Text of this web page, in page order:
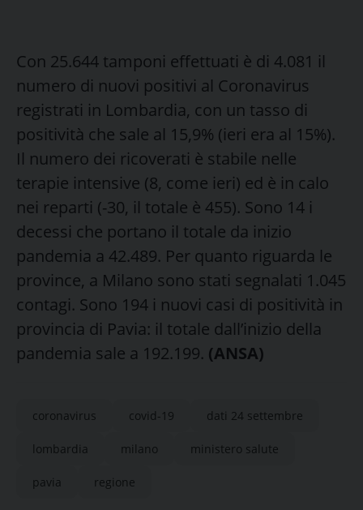
Con 25.644 tamponi effettuati è di 4.081 il
numero di nuovi positivi al Coronavirus
registrati in Lombardia, con un tasso di
positività che sale al 15,9% (ieri era al 15%).
Il numero dei ricoverati è stabile nelle
terapie intensive (8, come ieri) ed è in calo
nei reparti (-30, il totale è 455). Sono 14 i
decessi che portano il totale da inizio
pandemia a 42.489. Per quanto riguarda le
province, a Milano sono stati segnalati 1.045
contagi. Sono 194 i nuovi casi di positività in
provincia di Pavia: il totale dall’inizio della
pandemia sale a 192.199. (ANSA)
coronavirus covid-19 dati 24 settembre
lombardia milano ministero salute
pavia regione